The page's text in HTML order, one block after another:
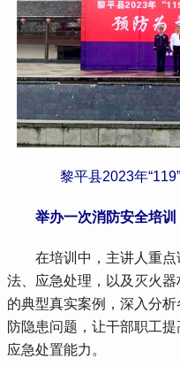
黎平县2023年
举办一次消防安全培训
在培训中，主讲人重点
法、应急处理，以及灭火
的典型真实案例，深入分
防隐患问题，让干部职工
应急处置能力。